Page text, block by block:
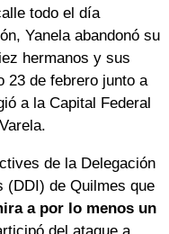
todo el día
Yanela abandonó su
hermanos y sus
23 de febrero junto a
a la Capital Federal
de la Delegación
(DDI) de Quilmes que
a por lo menos un